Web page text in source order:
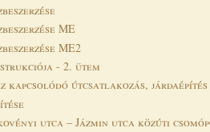
ME
ME2
- 2. ütem
kapcsolódó útcsatlakozás,
utca – Jázmin utca közúti